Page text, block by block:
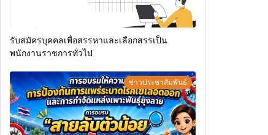
รับสมัครบุคคลเพื่อสรรหาและเลือกสรรเป็น
พนักงานราชการทั่วไป
ข่าวประชาสัมพันธ์